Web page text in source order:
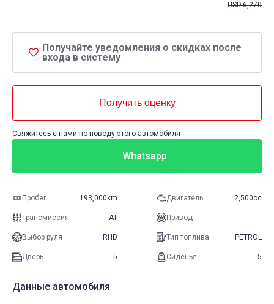
USD6,270
Получайте уведомления о скидках после
входа в систему
Получить оценку
Свяжитесь с нами по поводу этого автомобиля
Whatsapp
Пробег 193,000km Двигатель 2,500cc
Трансмиссия AT Привод
Выбор руля RHD Тип топлива PETROL
Дверь 5 Сиденья 5
Данные автомобиля